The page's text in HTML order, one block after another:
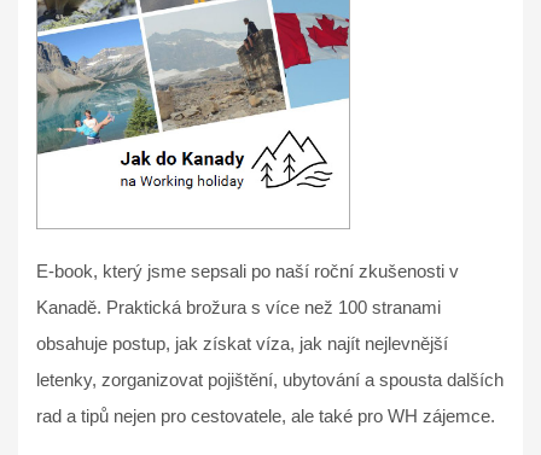
E-book, který jsme sepsali po naší roční zkušenosti v
Kanadě. Praktická brožura s více než 100 stranami
obsahuje postup, jak získat víza, jak najít nejlevnější
letenky, zorganizovat pojištění, ubytování a spousta dalších
rad a tipů nejen pro cestovatele, ale také pro WH zájemce.